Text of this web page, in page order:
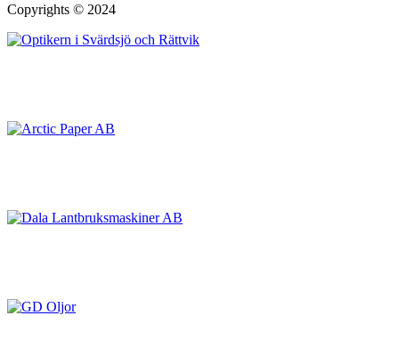
Copyrights © 2024